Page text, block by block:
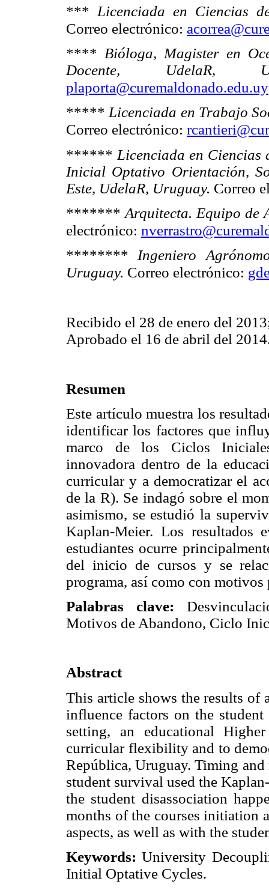
*** Licenciada en Ciencias
Correo electrónico:
**** Bióloga, Magister en
Docente, UdelaR,
plaporta@curemaldonado.edu.uy
***** Licenciada en Trabajo
Correo electrónico:
****** Licenciada en
Inicial Optativo Orientación,
Este, UdelaR, Uruguay. Correo
******* Arquitecta. Equipo de
electrónico:
******** Ingeniero
Uruguay. Correo electrónico:
Recibido el 28 de enero del
Aprobado el 16 de abril del
Resumen
Este artículo muestra los
identificar los factores que
marco de los Ciclos
innovadora dentro de la
curricular y a democratizar el
de la R). Se indagó sobre el
asimismo, se estudió la
Kaplan-Meier. Los resultados
estudiantes ocurre
del inicio de cursos y se
programa, así como con motivos
Palabras clave:
Motivos de Abandono, Ciclo
Abstract
This article shows the results of
influence factors on the
setting, an educational
curricular flexibility and to
República, Uruguay. Timing
student survival used the
the student disassociation
months of the courses initiation
aspects, as well as with the
Keywords: University
Initial Optative Cycles.